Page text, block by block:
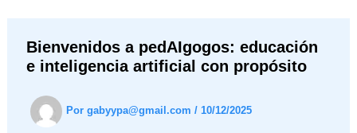
Bienvenidos a pedAIgogos: educación
e inteligencia artificial con propósito
Porgabyypa@gmail.com/10/12/2025